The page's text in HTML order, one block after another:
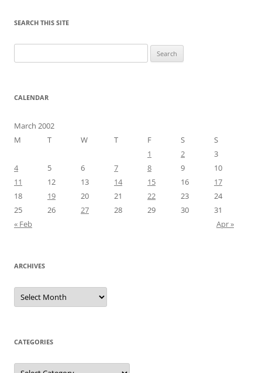
SEARCH THIS SITE
for:
CALENDAR
March 2002
M
T W T F S
S
1
2
3
4
5 6 7 8 9
10
11
12 13 14 15 16
17
18
19 20 21 22 23
24
25
26 27 28 29 30
31
« Feb
Apr »
ARCHIVES
Archives
CATEGORIES
Categories